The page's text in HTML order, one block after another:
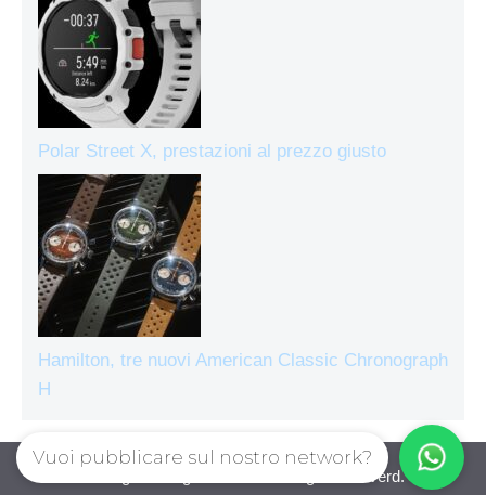
Polar Street X, prestazioni al prezzo giusto
Hamilton, tre nuovi American Classic Chronograph
H
Orologiecronografi © 2026. All right reserverd.
Vuoi pubblicare sul nostro network?